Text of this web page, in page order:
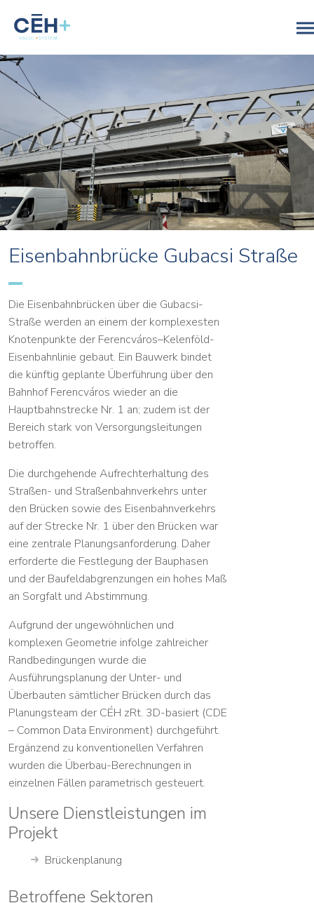
Eisenbahnbrücke Gubacsi Straße
Die Eisenbahnbrücken über die Gubacsi-
Straße werden an einem der komplexesten
Knotenpunkte der Ferencváros–Kelenföld-
Eisenbahnlinie gebaut. Ein Bauwerk bindet
die künftig geplante Überführung über den
Bahnhof Ferencváros wieder an die
Hauptbahnstrecke Nr. 1 an; zudem ist der
Bereich stark von Versorgungsleitungen
betroffen.
Die durchgehende Aufrechterhaltung des
Straßen- und Straßenbahnverkehrs unter
den Brücken sowie des Eisenbahnverkehrs
auf der Strecke Nr. 1 über den Brücken war
eine zentrale Planungsanforderung. Daher
erforderte die Festlegung der Bauphasen
und der Baufeldabgrenzungen ein hohes Maß
an Sorgfalt und Abstimmung.
Aufgrund der ungewöhnlichen und
komplexen Geometrie infolge zahlreicher
Randbedingungen wurde die
Ausführungsplanung der Unter- und
Überbauten sämtlicher Brücken durch das
Planungsteam der CÉH zRt. 3D-basiert (CDE
– Common Data Environment) durchgeführt.
Ergänzend zu konventionellen Verfahren
wurden die Überbau-Berechnungen in
einzelnen Fällen parametrisch gesteuert.
Unsere Dienstleistungen im
Projekt
Brückenplanung
Betroffene Sektoren